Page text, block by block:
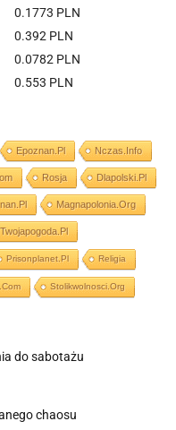
0.1773 PLN
0.392 PLN
0.0782 PLN
0.553 PLN
Epoznan.pl Nczas.info
Rosja Dlapolski.pl
Magnapolonia.org
Twojapogoda.pl
Prisonplanet.pl Religia
Stolikwolnosci.org
do sabotażu
chaosu